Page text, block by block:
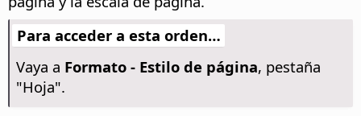
Para acceder a esta orden…
Vaya a Formato - Estilo de página, pestaña
"Hoja".